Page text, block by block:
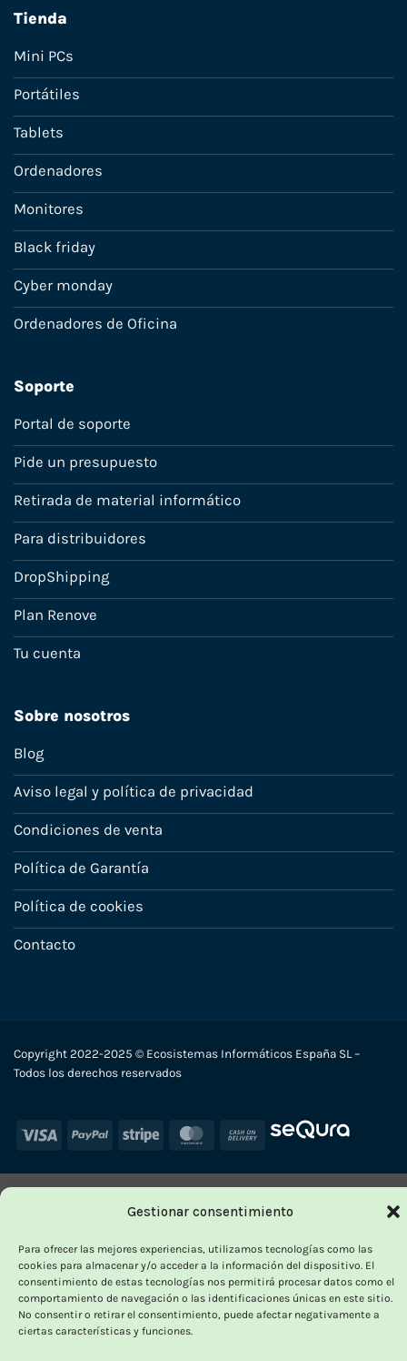
Gestionar consentimiento
Para ofrecer las mejores experiencias, utilizamos tecnologías como las
cookies para almacenar y/o acceder a la información del dispositivo. El
consentimiento de estas tecnologías nos permitirá procesar datos como el
comportamiento de navegación o las identificaciones únicas en este sitio.
No consentir o retirar el consentimiento, puede afectar negativamente a
ciertas características y funciones.
Tienda
Mini PCs
Portátiles
Tablets
Ordenadores
Monitores
Black friday
Cyber monday
Ordenadores de Oficina
Soporte
Portal de soporte
Pide un presupuesto
Retirada de material informático
Para distribuidores
DropShipping
Plan Renove
Tu cuenta
Sobre nosotros
Blog
Aviso legal y política de privacidad
Condiciones de venta
Política de Garantía
Política de cookies
Contacto
Copyright 2022-2025 © Ecosistemas Informáticos España SL –
Todos los derechos reservados
Visa PayPal Stripe MasterCard
Cash